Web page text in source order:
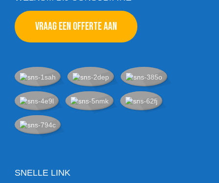
VRAAG EEN OFFERTE AAN
SNELLE LINK